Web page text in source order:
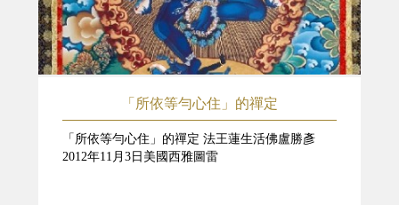
「所依等勻心住」的禪定
「所依等勻心住」的禪定 法王蓮生活佛盧勝彥
2012年11月3日美國西雅圖雷